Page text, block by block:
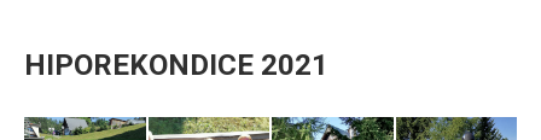
HIPOREKONDICE 2021